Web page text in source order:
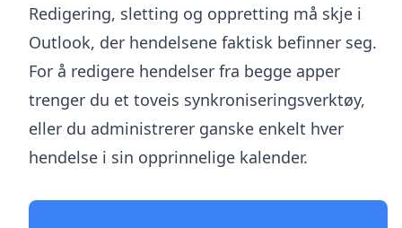
Redigering, sletting og oppretting må skje i
Outlook, der hendelsene faktisk befinner seg.
For å redigere hendelser fra begge apper
trenger du et toveis synkroniseringsverktøy,
eller du administrerer ganske enkelt hver
hendelse i sin opprinnelige kalender.